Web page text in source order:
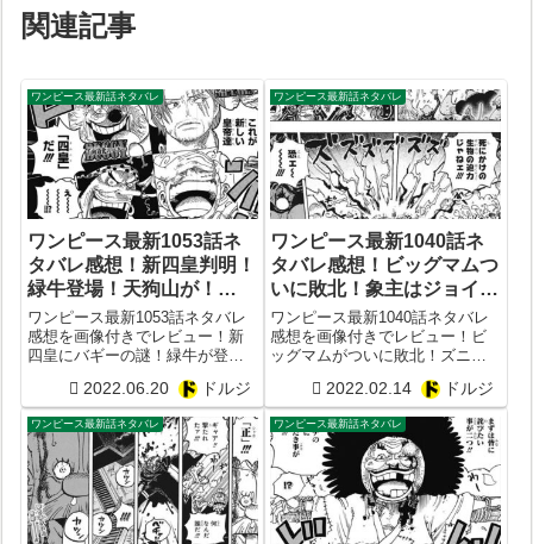
関連記事
ワンピース最新話ネタバレ
ワンピース最新1053話ネ
タバレ感想！新四皇判明！
緑牛登場！天狗山が！
ONE PIECE1054話予想
ワンピース最新1053話ネタバレ
感想を画像付きでレビュー！新
四皇にバギーの謎！緑牛が登
と判明！ONE PIECE1054話予想
2022.06.20 ドルジ
ワンピース最新話ネタバレ
ワンピース最新1040話ネ
タバレ感想！ビッグマムつ
いに敗北！象主はジョイボ
ーイの仲間？ONE
PIECE1041話
ワンピース最新1040話ネタバレ
感想を画像付きでレビュー！ビ
ッグマムがついに敗北！ズニー
明？ONE PIECE最新1041話予想
2022.02.14 ドルジ
ワンピース最新話ネタバレ ワンピース最新話ネタバレ